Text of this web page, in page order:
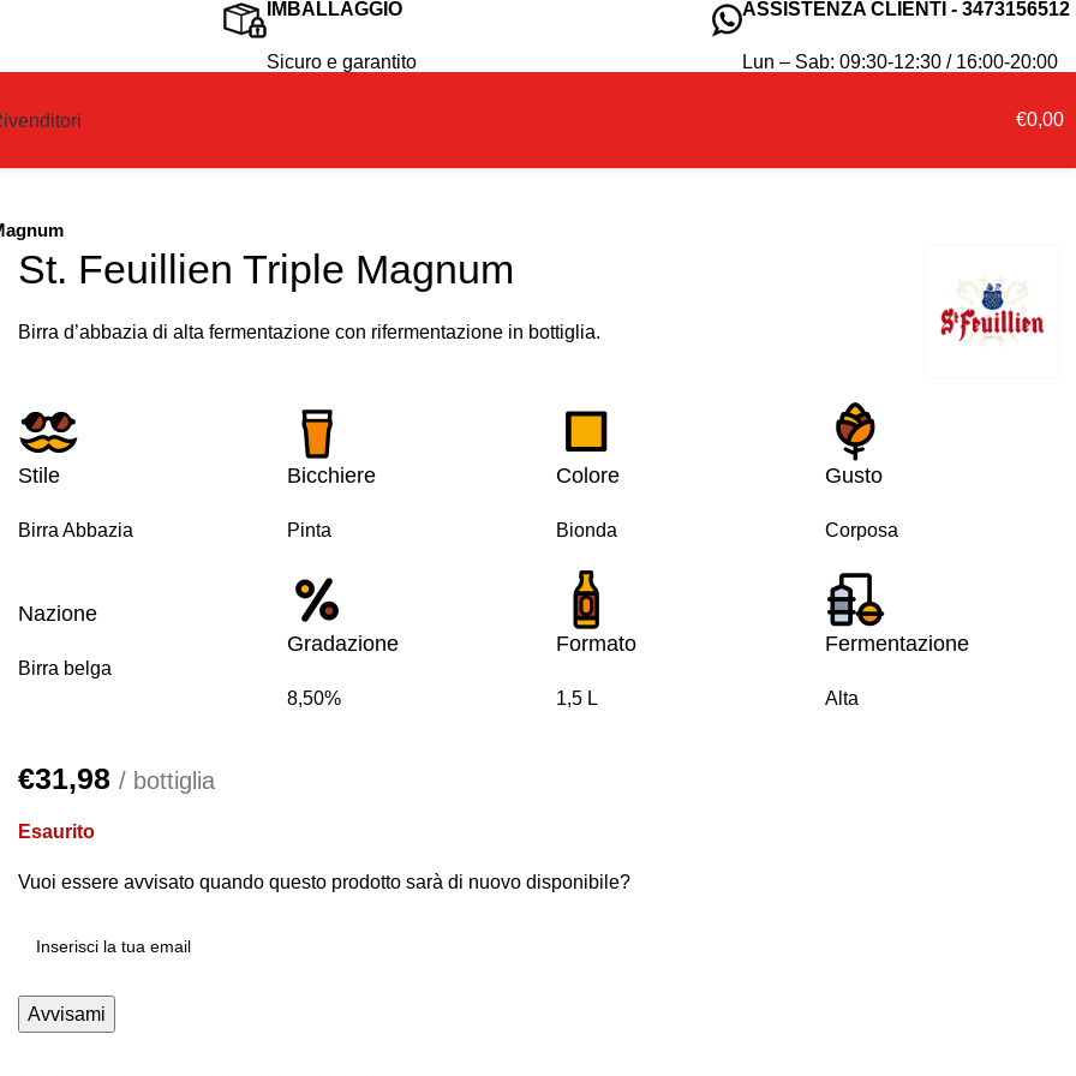
IMBALLAGGIO
Sicuro e garantito
ASSISTENZA CLIENTI - 3473156512
Lun – Sab: 09:30-12:30 / 16:00-20:00
€0,00
St. Feuillien Triple Magnum
Birra d’abbazia di alta fermentazione con rifermentazione in bottiglia.
Stile
Birra Abbazia
Bicchiere
Pinta
Colore
Bionda
Gusto
Corposa
Nazione
Birra belga
Gradazione
8,50%
Formato
1,5 L
Fermentazione
Alta
€31,98 / bottiglia
Esaurito
Vuoi essere avvisato quando questo prodotto sarà di nuovo disponibile?
Avvisami